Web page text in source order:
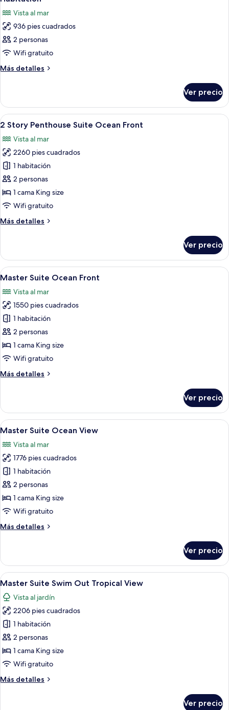
Vista al mar
936 pies cuadrados
2 personas
Wifi gratuito
Más detalles
Más
Ver precio
Abrir
todas
las
fotos
de
2
Story
Penthouse
Ocean
Una habitación de hotel moderna
5
2 Story Penthouse Suite Ocean Front
Vista al mar
2260 pies cuadrados
1 habitación
2 personas
1 cama King size
Wifi gratuito
Más detalles
Más
Story
Penthouse
Suite
Front
Ver precio
Abrir
todas
las
fotos
de
Master
Suite
Ocean
Un área exterior moderna para
13
Master Suite Ocean Front
Vista al mar
1550 pies cuadrados
1 habitación
2 personas
1 cama King size
Wifi gratuito
Más detalles
Más
Suite
Ocean
Front
Ver precio
Abrir
todas
las
fotos
de
Master
Suite
Ocean
Una habitación de hotel moderna
7
Master Suite Ocean View
Vista al mar
1776 pies cuadrados
1 habitación
2 personas
1 cama King size
Wifi gratuito
Más detalles
Más
Suite
Ocean
View
Ver precio
Abrir
todas
las
fotos
de
Master
Suite
Swim
Tropical
Una sala de estar moderna con una
8
Master Suite Swim Out Tropical View
Vista al jardín
2206 pies cuadrados
1 habitación
2 personas
1 cama King size
Wifi gratuito
Más detalles
Más
Ver precio